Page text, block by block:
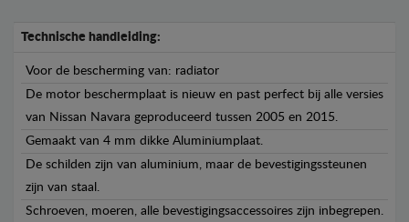
Technische handleiding:
Voor de bescherming van: radiator
De motor beschermplaat is nieuw en past perfect bij alle versies
van Nissan Navara geproduceerd tussen 2005 en 2015.
Gemaakt van 4 mm dikke Aluminiumplaat.
De schilden zijn van aluminium, maar de bevestigingssteunen
zijn van staal.
Schroeven, moeren, alle bevestigingsaccessoires zijn inbegrepen.